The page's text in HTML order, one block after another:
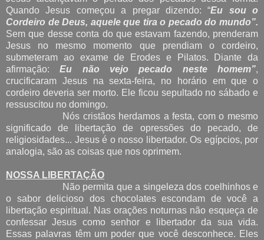
Quando Jesus começou a pregar dizendo: “Eu sou o
Cordeiro de Deus, aquele que tira o pecado do mundo”.
Sem que desse conta do que estavam fazendo, prenderam
Jesus no mesmo momento que prendiam o cordeiro,
submeteram ao exame de Erodes e Pilatos. Diante da
afirmação:Eu não vejo pecado neste homem”,
crucificaram Jesus na sexta-feira, no horário em que o
cordeiro deveria ser morto. Ele ficou sepultado no sábado e
ressuscitou no domingo.
Nós cristãos herdamos a festa, com o mesmo
significado de libertação de opressões do pecado, de
religiosidades... Jesus é o nosso libertador. Os egípcios, por
analogia, são as coisas que nos oprimem.
NOSSA LIBERTAÇÃO
Não permita que a singeleza dos coelhinhos e
o sabor delicioso dos chocolates escondam de você a
libertação espiritual. Nas orações noturnas não esqueça de
confessar Jesus como senhor e libertador da sua vida.
Essas palavras têm um poder que você desconhece. Eles